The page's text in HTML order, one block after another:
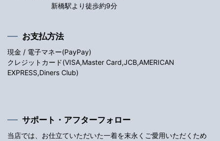
新橋駅より徒歩約9分
お支払方法
現金 / 電子マネー(PayPay)
クレジットカード(VISA,Master Card,JCB,AMERICAN
EXPRESS,Diners Club)
サポート・アフターフォロー
当店では、お仕立ていただいた一着を末永くご愛用いただくため